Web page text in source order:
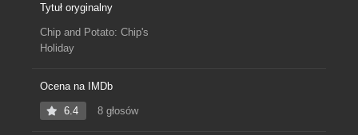
Tytuł oryginalny
Chip and Potato: Chip's
Holiday
Ocena na IMDb
6.4 8 głosów